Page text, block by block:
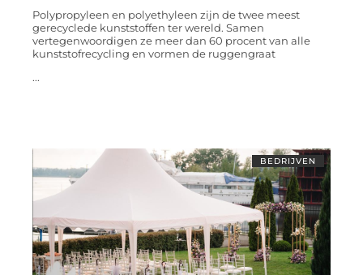
Polypropyleen en polyethyleen zijn de twee meest
gerecyclede kunststoffen ter wereld. Samen
vertegenwoordigen ze meer dan 60 procent van alle
kunststofrecycling en vormen de ruggengraat
...
BEDRIJVEN